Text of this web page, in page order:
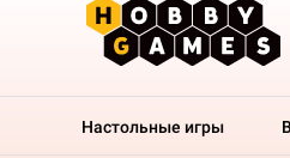
Настольные игры